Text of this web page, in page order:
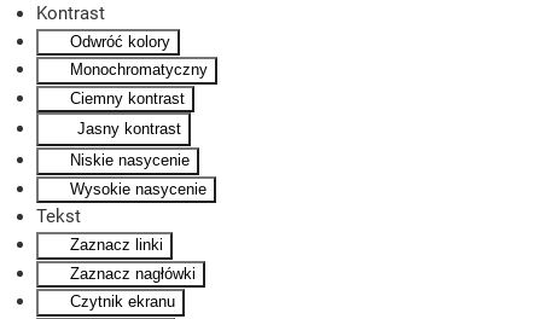
Kontrast
Odwróć kolory
Monochromatyczny
Ciemny kontrast
Jasny kontrast
Niskie nasycenie
Wysokie nasycenie
Tekst
Zaznacz linki
Zaznacz nagłówki
Czytnik ekranu
Skip to main content